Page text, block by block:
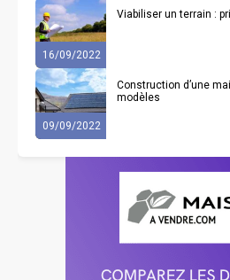
16/09/2022
Viabiliser un terrain :
09/09/2022
Construction d’une
modèles